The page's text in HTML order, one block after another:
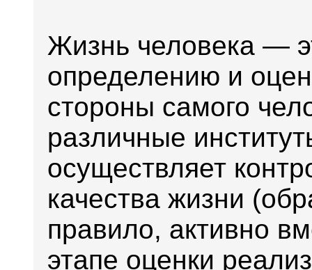
Жизнь человека —
определению и
стороны самого
различные
осуществляет
качества жизни
правило, активно
этапе оценки